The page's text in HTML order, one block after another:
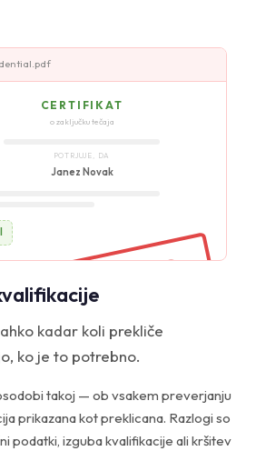
CERTIFIKAT
o zaključku tečaja
POTRJUJE, DA
Janez Novak
kadar koli prekliče
ko je to potrebno.
takoj — ob vsakem preverjanju
prikazana kot preklicana. Razlogi so
podatki, izguba kvalifikacije ali kršitev